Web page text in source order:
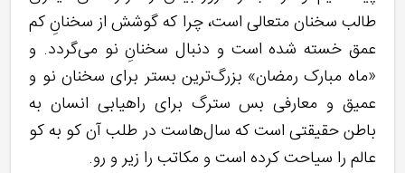
طالب سخنان متعالی است، چرا که گوشش از سخنانِ کم
عمق خسته شده است و دنبال سخنانِ نو می‌گردد. و
«ماه مبارک رمضان» بزرگ‌ترین بستر برای سخنان نو و
عمیق و معارفی بس سترگ برای راهیابی انسان به
باطن حقیقتی است که سال‌هاست در طلب آن کو به کو
عالم را سیاحت کرده است و مکاتب را زیر و رو.